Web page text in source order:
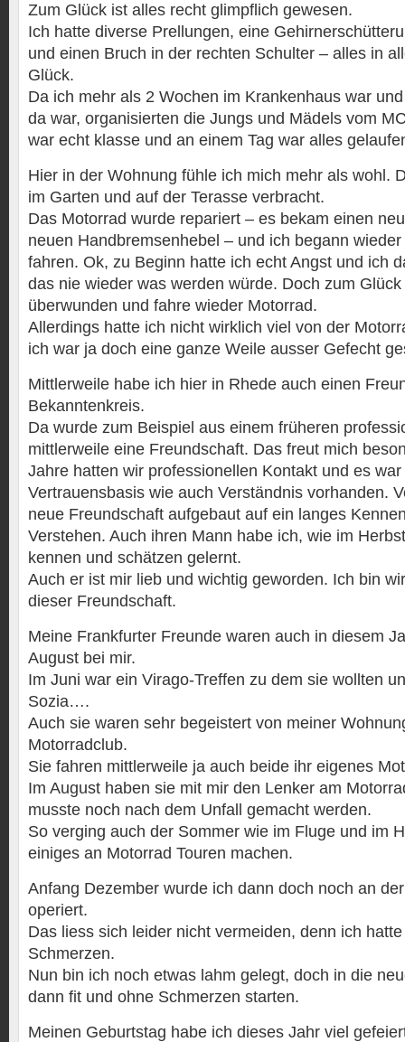
Zum Glück ist alles recht glimpflich gewesen.
Ich hatte diverse Prellungen, eine
und einen Bruch in der rechten Schulter – alles in
Glück.
Da ich mehr als 2 Wochen im Krankenhaus war
da war, organisierten die Jungs und Mädels vom
war echt klasse und an einem Tag war alles
Hier in der Wohnung fühle ich mich mehr als wohl.
im Garten und auf der Terasse verbracht.
Das Motorrad wurde repariert – es bekam einen
neuen Handbremsenhebel – und ich begann
fahren. Ok, zu Beginn hatte ich echt Angst und ich
das nie wieder was werden würde. Doch zum
überwunden und fahre wieder Motorrad.
Allerdings hatte ich nicht wirklich viel von der
ich war ja doch eine ganze Weile ausser Gefecht
Mittlerweile habe ich hier in Rhede auch einen
Bekanntenkreis.
Da wurde zum Beispiel aus einem früheren
mittlerweile eine Freundschaft. Das freut mich
Jahre hatten wir professionellen Kontakt und es
Vertrauensbasis wie auch Verständnis vorhanden.
neue Freundschaft aufgebaut auf ein langes
Verstehen. Auch ihren Mann habe ich, wie im
kennen und schätzen gelernt.
Auch er ist mir lieb und wichtig geworden. Ich bin
dieser Freundschaft.
Meine Frankfurter Freunde waren auch in diesem
August bei mir.
Im Juni war ein Virago-Treffen zu dem sie wollten
Sozia….
Auch sie waren sehr begeistert von meiner
Motorradclub.
Sie fahren mittlerweile ja auch beide ihr eigenes
Im August haben sie mit mir den Lenker am
musste noch nach dem Unfall gemacht werden.
So verging auch der Sommer wie im Fluge und im
einiges an Motorrad Touren machen.
Anfang Dezember wurde ich dann doch noch an
operiert.
Das liess sich leider nicht vermeiden, denn ich
Schmerzen.
Nun bin ich noch etwas lahm gelegt, doch in die
dann fit und ohne Schmerzen starten.
Meinen Geburtstag habe ich dieses Jahr viel